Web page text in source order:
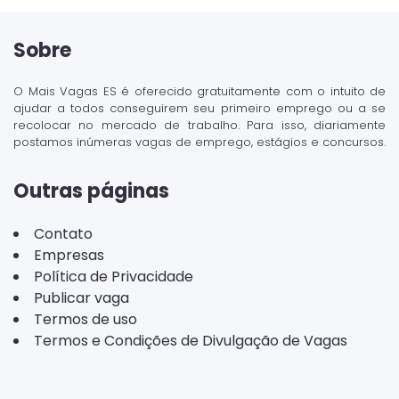
Sobre
O Mais Vagas ES é oferecido gratuitamente com o intuito de
ajudar a todos conseguirem seu primeiro emprego ou a se
recolocar no mercado de trabalho. Para isso, diariamente
postamos inúmeras vagas de emprego, estágios e concursos.
Outras páginas
Contato
Empresas
Política de Privacidade
Publicar vaga
Termos de uso
Termos e Condições de Divulgação de Vagas